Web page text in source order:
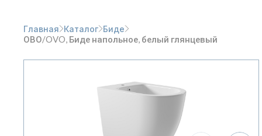
Главная Каталог Биде
ОВО/OVO, Биде напольное, белый глянцевый